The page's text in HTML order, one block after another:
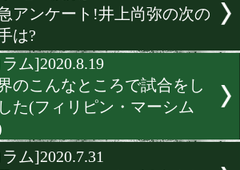
大晦日のボクシングを振り
[ジム訪問]2020.11.14
だいごのジム訪問(結花ス
ジム編)
[ボクモバ投票]2020.11.4